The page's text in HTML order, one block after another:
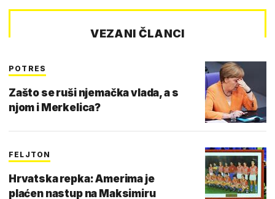
VEZANI ČLANCI
POTRES
Zašto se ruši njemačka vlada, a s
njom i Merkelica?
FELJTON
Hrvatska repka: Amerima je
plaćen nastup na Maksimiru